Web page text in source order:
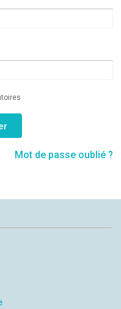
Mot de passe oublié ?